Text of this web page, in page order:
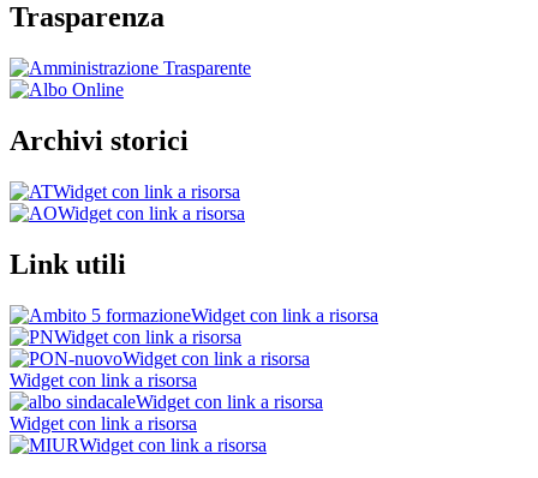
Trasparenza
Archivi storici
Widget con link a risorsa
Widget con link a risorsa
Link utili
Widget con link a risorsa
Widget con link a risorsa
Widget con link a risorsa
Widget con link a risorsa
Widget con link a risorsa
Widget con link a risorsa
Widget con link a risorsa